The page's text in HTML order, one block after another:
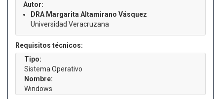
Autor:
DRA Margarita Altamirano Vásquez
Universidad Veracruzana
Requisitos técnicos:
Tipo:
Sistema Operativo
Nombre:
Windows